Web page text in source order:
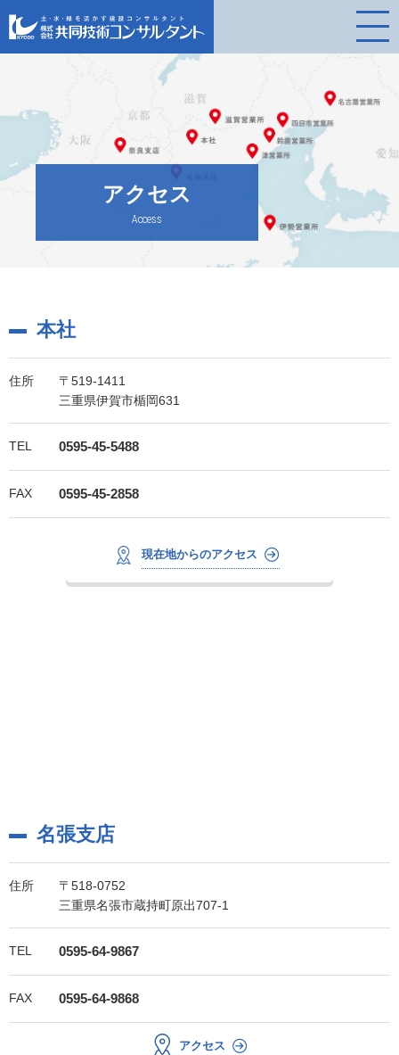
アクセス
Access
本社
住所
〒519-1411
三重県伊賀市楯岡631
TEL 0595-45-5488
FAX 0595-45-2858
現在地からのアクセス
名張支店
住所
〒518-0752
三重県名張市蔵持町原出707-1
TEL 0595-64-9867
FAX 0595-64-9868
アクセス